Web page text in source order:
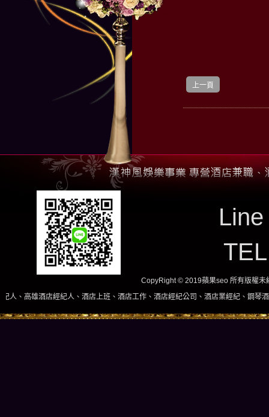
上一頁
CopyRight © 2019蘋果seo 所有版權未
店經紀人、酒店上班、酒店工作、酒店經紀公司、酒店業經紀、鋼琴酒吧、